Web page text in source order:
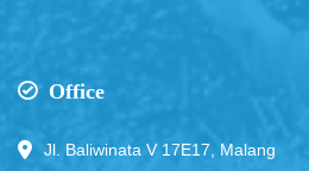
Office
Jl. Baliwinata V 17E17, Malang